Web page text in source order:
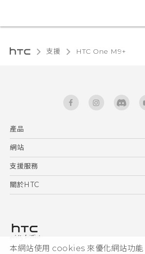
本網站使用 cookies 來優化網站功能
支援 HTC One M9+‎
English - Quick start
產品
5G
智能手機
區塊鍊手機
網站
HTC Dev
HTC Research
支援服務
服務中心
關於HTC
私隱政策
產品安全